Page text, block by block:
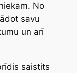
No
savu
un arī
saistits